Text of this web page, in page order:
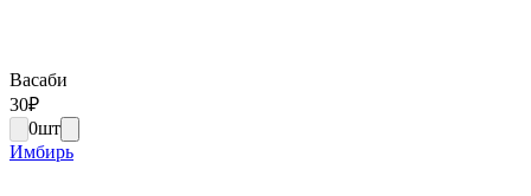
Васаби
30₽
0шт
Имбирь